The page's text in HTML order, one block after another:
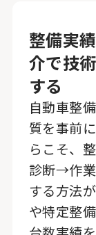
整備実
介で技
する
自動車整
質を事前
らこそ、
診断→作
する方法
や特定整